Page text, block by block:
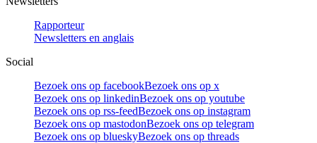
Rapporteur
Newsletters en anglais
Social
Bezoek ons op facebookBezoek ons op x
Bezoek ons op linkedinBezoek ons op youtube
Bezoek ons op rss-feedBezoek ons op instagram
Bezoek ons op mastodonBezoek ons op telegram
Bezoek ons op blueskyBezoek ons op threads